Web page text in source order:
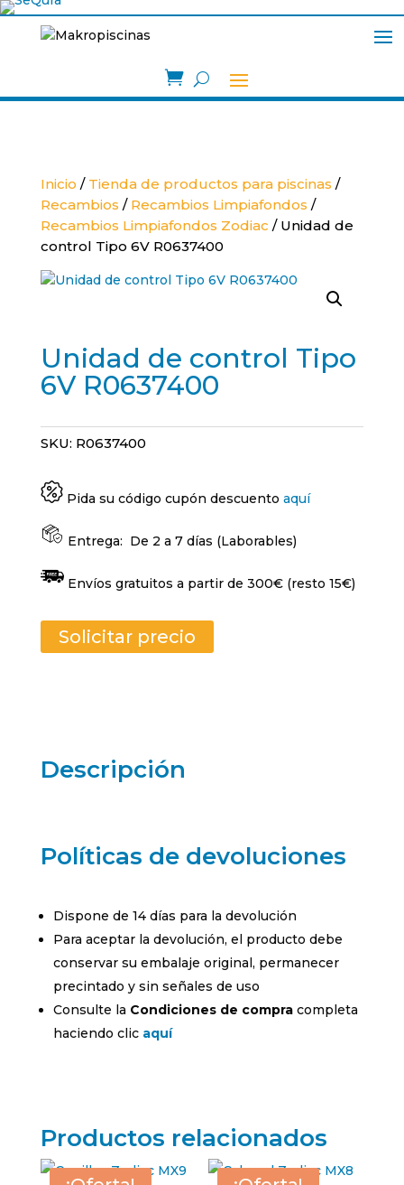

Inicio / Tienda de productos para piscinas /
Recambios / Recambios Limpiafondos /
Recambios Limpiafondos Zodiac / Unidad de
control Tipo 6V R0637400
Unidad de control Tipo
6V R0637400
SKU: R0637400
Pida su código cupón descuento aquí
Entrega: De 2 a 7 días (Laborables)
Envíos gratuitos a partir de 300€ (resto 15€)
Solicitar precio
Descripción
Políticas de devoluciones
Dispone de 14 días para la devolución
Para aceptar la devolución, el producto debe
conservar su embalaje original, permanecer
precintado y sin señales de uso
Consulte la Condiciones de compracompleta
haciendo clic aquí
Productos relacionados